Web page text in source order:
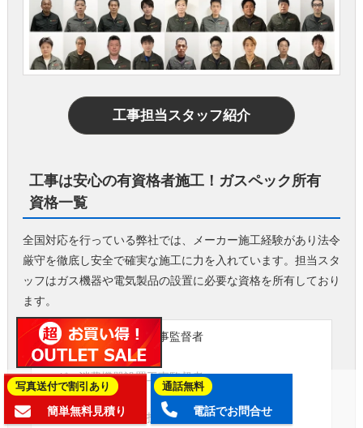
工事担当スタッフ紹介
工事は安心の有資格者施工！ガスペック所有
資格一覧
全国対応を行っている弊社では、メーカー施工経験があり法令
厳守を徹底し安全で確実な施工に力を入れています。担当スタ
ッフはガス機器や電気製品の設置に必要な資格を所有しており
ます。
ガス可とう管接続工事監督者
液化石油ガス設備士
ガス消費機器設置工事監督者
第二種電気工事士
給水装置工事主任技術者
写真送付で割引あり
簡単無料見積り
通話無料
電話でお問合せ